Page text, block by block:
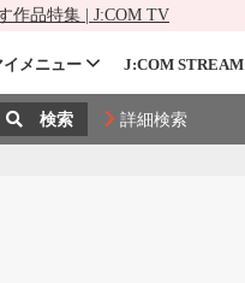
作品特集 | J:COM TV
イメニュー J:COM STREAM
詳細検索